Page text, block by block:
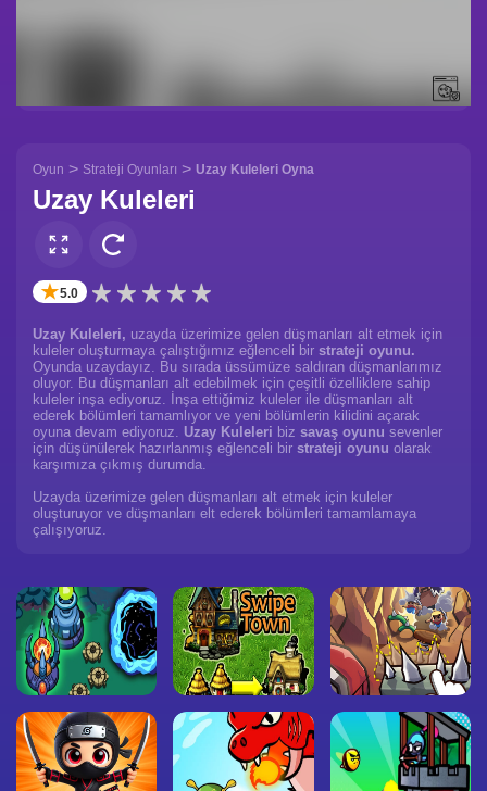
Oyun > Strateji Oyunları > Uzay Kuleleri Oyna
Uzay Kuleleri
✭5.0
Uzay Kuleleri, uzayda üzerimize gelen düşmanları alt etmek için
kuleler oluşturmaya çalıştığımız eğlenceli bir strateji oyunu.
Oyunda uzaydayız. Bu sırada üssümüze saldıran düşmanlarımız
oluyor. Bu düşmanları alt edebilmek için çeşitli özelliklere sahip
kuleler inşa ediyoruz. İnşa ettiğimiz kuleler ile düşmanları alt
ederek bölümleri tamamlıyor ve yeni bölümlerin kilidini açarak
oyuna devam ediyoruz. Uzay Kuleleri biz savaş oyunu sevenler
için düşünülerek hazırlanmış eğlenceli bir strateji oyunu olarak
karşımıza çıkmış durumda.
Uzayda üzerimize gelen düşmanları alt etmek için kuleler
oluşturuyor ve düşmanları elt ederek bölümleri tamamlamaya
çalışıyoruz.